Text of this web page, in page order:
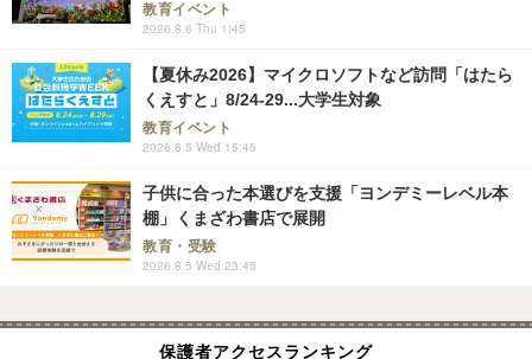
教育イベント
2026.8.6 Thu 1:45
【夏休み2026】マイクロソフトなど訪問「はたら
くえすと」8/24-29...大学生対象
教育イベント
2026.8.5 Wed 15:45
子供に合った本選びを支援「ヨンデミーレベル本
棚」くまざわ書店で展開
教育・受験
2026.8.5 Wed 23:45
保護者アクセスランキング